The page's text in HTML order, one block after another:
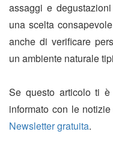
assaggi e
una scelta
anche di verificare
un ambiente naturale
Se questo articolo ti
informato con le
Newsletter gratuita.